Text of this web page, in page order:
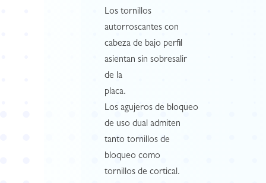
Los tornillos
autorroscantes con
cabeza de bajo perfil
asientan sin sobresalir
de la
placa.
Los agujeros de bloqueo
de uso dual admiten
tanto tornillos de
bloqueo como
tornillos de cortical.